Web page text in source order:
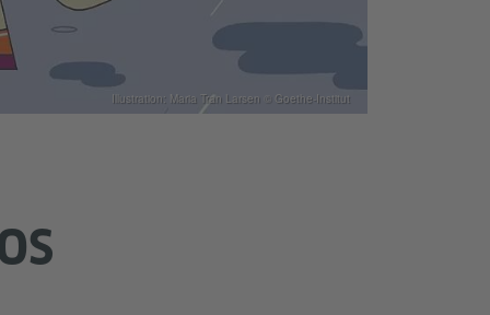
Illustration: Maria Tran Larsen © Goethe-Institut